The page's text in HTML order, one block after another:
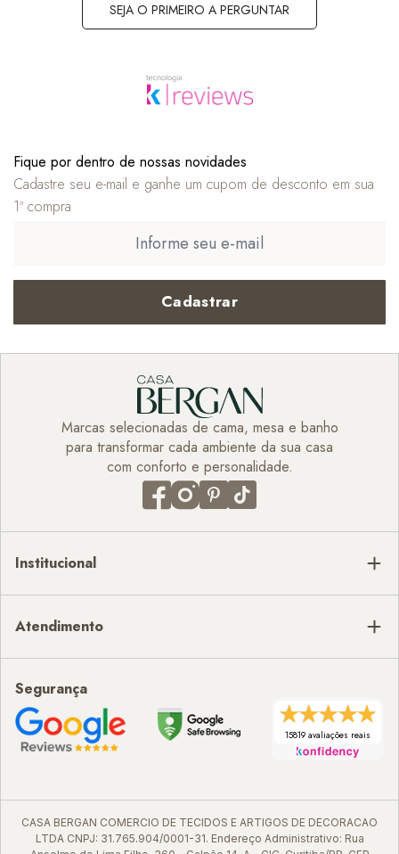
SEJA O PRIMEIRO A PERGUNTAR
Fique por dentro de nossas novidades
Cadastre seu e-mail e ganhe um cupom de desconto em sua
1ª compra
Cadastrar
Marcas selecionadas de cama, mesa e banho
para transformar cada ambiente da sua casa
com conforto e personalidade.
Institucional
Atendimento
Segurança
15819 avaliações reais
CASA BERGAN COMERCIO DE TECIDOS E ARTIGOS DE DECORACAO
LTDA CNPJ: 31.765.904/0001-31. Endereço Administrativo: Rua